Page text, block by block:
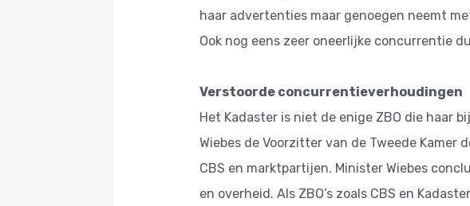
haar advertenties maar genoegen neemt
Ook nog eens zeer oneerlijke concurrentie
Verstoorde concurrentieverhoudingen
Het Kadaster is niet de enige ZBO die haar
Wiebes de Voorzitter van de Tweede
CBS en marktpartijen. Minister Wiebes
en overheid. Als ZBO’s zoals CBS en